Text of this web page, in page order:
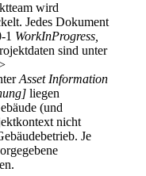
wird
Jedes Dokument
1 WorkInProgress,
sind unter
Asset Information
liegen
(und
nicht
Je